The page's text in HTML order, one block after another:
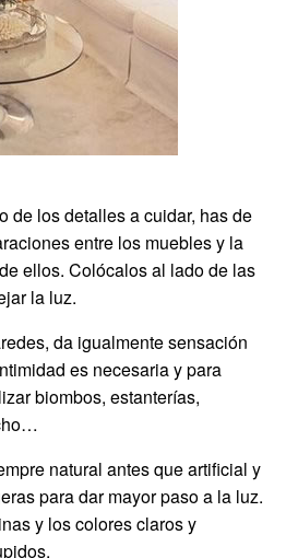
de los detalles a cuidar, has de
entre los muebles y la
ellos. Colócalos al lado de las
la luz.
da igualmente sensación
es necesaria y para
biombos, estanterías,
natural antes que artificial y
para dar mayor paso a la luz.
y los colores claros y